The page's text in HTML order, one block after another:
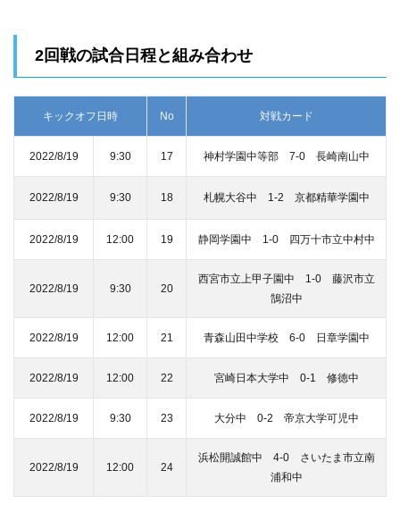
2回戦の試合日程と組み合わせ
キックオフ日時 No 対戦カード
2022/8/19 9:30 17 神村学園中等部 7-0 長崎南山中
2022/8/19 9:30 18 札幌大谷中 1-2 京都精華学園中
2022/8/19 12:00 19 静岡学園中 1-0 四万十市立中村中
2022/8/19 9:30 20
西宮市立上甲子園中 1-0 藤沢市立
鵠沼中
2022/8/19 12:00 21 青森山田中学校 6-0 日章学園中
2022/8/19 12:00 22 宮崎日本大学中 0-1 修徳中
2022/8/19 9:30 23 大分中 0-2 帝京大学可児中
2022/8/19 12:00 24
浜松開誠館中 4-0 さいたま市立南
浦和中